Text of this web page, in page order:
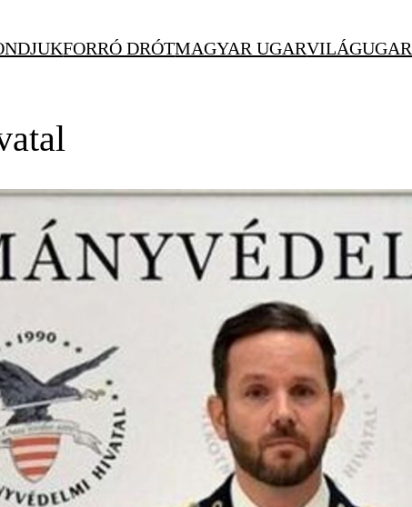
FORRÓ DRÓTMAGYAR UGARVILÁGUGAR